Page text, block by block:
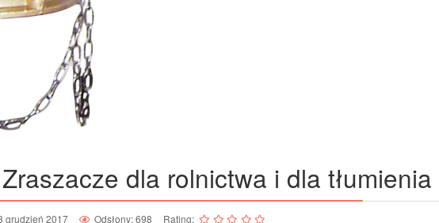
dla rolnictwa i dla tłumienia
grudzień 2017 Odsłony: 698 Rating: